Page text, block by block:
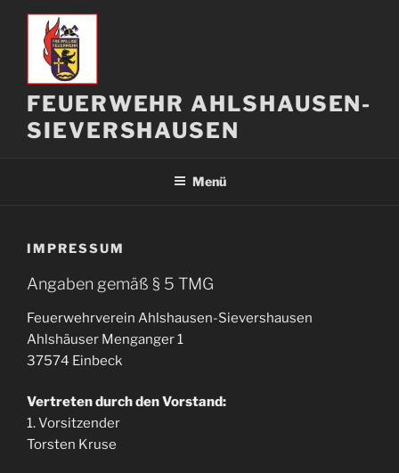
Zum
springen
FEUERWEHR AHLSHAUSEN-
SIEVERSHAUSEN
Menü
IMPRESSUM
Angaben gemäß § 5 TMG
Feuerwehrverein Ahlshausen-Sievershausen
Ahlshäuser Menganger 1
37574 Einbeck
Vertreten durch den Vorstand:
1. Vorsitzender
Torsten Kruse